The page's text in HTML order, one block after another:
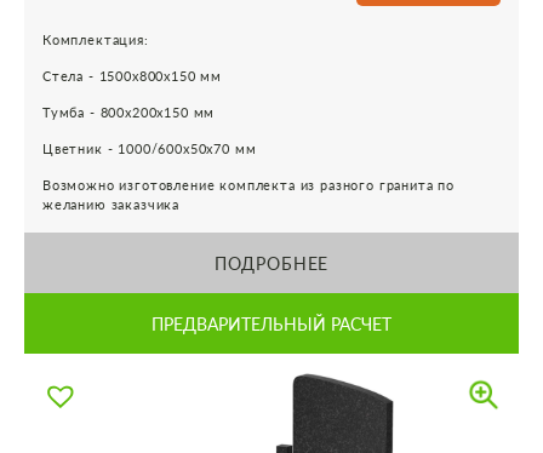
Комплектация:
Стела - 1500х800х150 мм
Тумба - 800х200х150 мм
Цветник - 1000/600х50х70 мм
Возможно изготовление комплекта из разного гранита по
желанию заказчика
ПОДРОБНЕЕ
ПРЕДВАРИТЕЛЬНЫЙ РАСЧЕТ